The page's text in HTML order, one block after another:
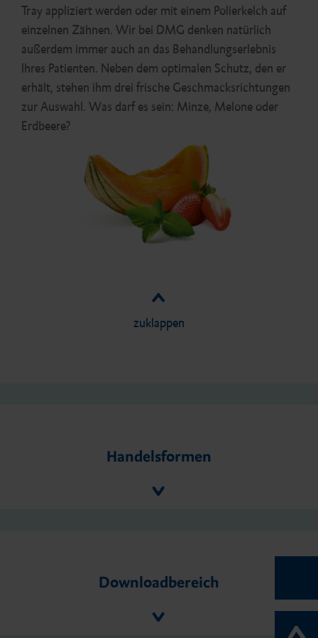
Tray appliziert werden oder mit einem Polierkelch auf
einzelnen Zähnen. Wir bei DMG denken natürlich
außerdem immer auch an das Behandlungserlebnis
Ihres Patienten. Neben dem optimalen Schutz, den er
erhält, stehen ihm drei frische Geschmacksrichtungen
zur Auswahl. Was darf es sein: Minze, Melone oder
Erdbeere?
zuklappen
Handelsformen
Downloadbereich